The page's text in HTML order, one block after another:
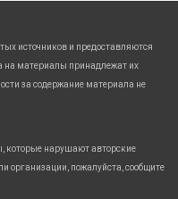
источников и предоставляются
на материалы принадлежат их
за содержание материала не
которые нарушают авторские
пожалуйста, сообщите